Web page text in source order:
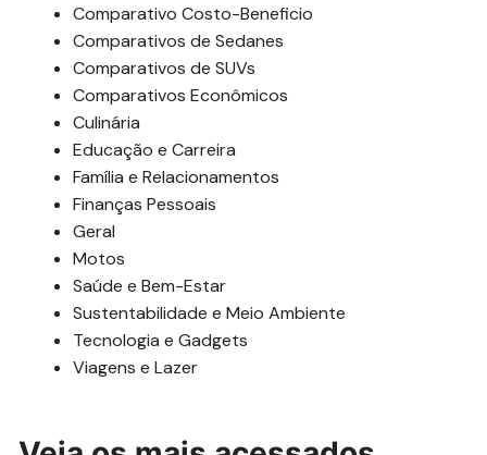
Comparativo Costo-Beneficio
Comparativos de Sedanes
Comparativos de SUVs
Comparativos Econômicos
Culinária
Educação e Carreira
Família e Relacionamentos
Finanças Pessoais
Geral
Motos
Saúde e Bem-Estar
Sustentabilidade e Meio Ambiente
Tecnologia e Gadgets
Viagens e Lazer